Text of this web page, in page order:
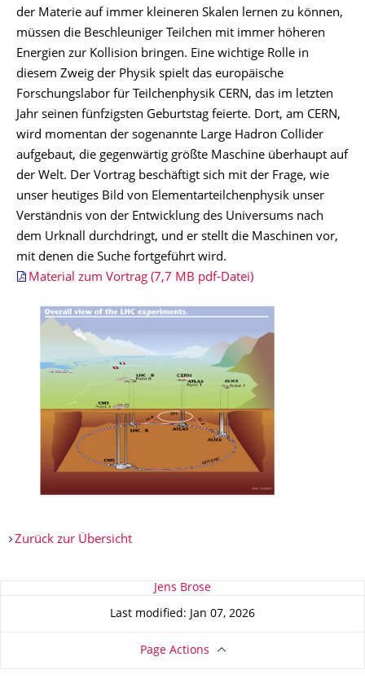
der Materie auf immer kleineren Skalen lernen zu können,
müssen die Beschleuniger Teilchen mit immer höheren
Energien zur Kollision bringen. Eine wichtige Rolle in
diesem Zweig der Physik spielt das europäische
Forschungslabor für Teilchenphysik CERN, das im letzten
Jahr seinen fünfzigsten Geburtstag feierte. Dort, am CERN,
wird momentan der sogenannte Large Hadron Collider
aufgebaut, die gegenwärtig größte Maschine überhaupt auf
der Welt. Der Vortrag beschäftigt sich mit der Frage, wie
unser heutiges Bild von Elementarteilchenphysik unser
Verständnis von der Entwicklung des Universums nach
dem Urknall durchdringt, und er stellt die Maschinen vor,
mit denen die Suche fortgeführt wird.
Material zum Vortrag (7,7 MB pdf-Datei)
Zurück zur Übersicht
About this page Jens Brose
Last modified: Jan 07, 2026
Page Actions